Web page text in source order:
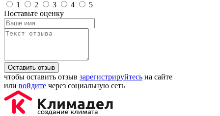
1 2 3 4
5
Поставьте оценку
Оставить отзыв
чтобы оставить отзыв зарегистрируйтесь на сайте
или войдите через социальную сеть